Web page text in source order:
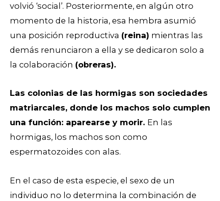
volvió ‘social’. Posteriormente, en algún otro
momento de la historia, esa hembra asumió
una posición reproductiva (reina) mientras las
demás renunciaron a ella y se dedicaron solo a
la colaboración (obreras).
Las colonias de las hormigas son sociedades
matriarcales, donde los machos solo cumplen
una función: aparearse y morir. En las
hormigas, los machos son como
espermatozoides con alas.
En el caso de esta especie, el sexo de un
individuo no lo determina la combinación de